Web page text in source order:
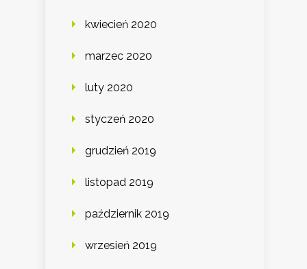
kwiecień 2020
marzec 2020
luty 2020
styczeń 2020
grudzień 2019
listopad 2019
październik 2019
wrzesień 2019